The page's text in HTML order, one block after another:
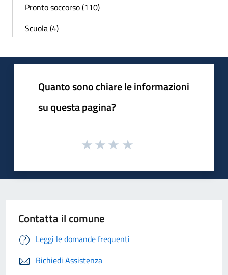
Pronto soccorso (110)
Scuola (4)
Quanto sono chiare le informazioni
su questa pagina?
Contatta il comune
Leggi le domande frequenti
Richiedi Assistenza